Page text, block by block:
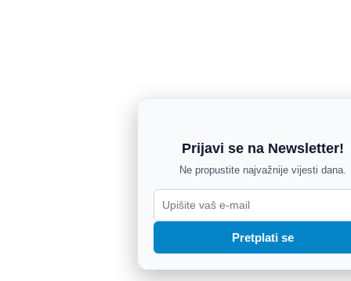
Prijavi se na Newsletter!
Ne propustite najvažnije vijesti dana.
Pretplati se